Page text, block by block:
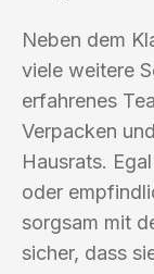
Neben dem
viele weitere
erfahrenes
Verpacken
Hausrats.
oder
sorgsam mit
sicher, dass